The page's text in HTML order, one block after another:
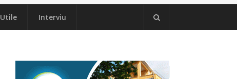
Utile Interviu